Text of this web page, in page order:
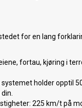
for en lang
fortau, kjøring i
holder opptil
225 km/t på